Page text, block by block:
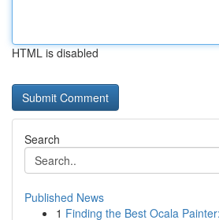
HTML is disabled
Search
Published News
1 Finding the Best Ocala